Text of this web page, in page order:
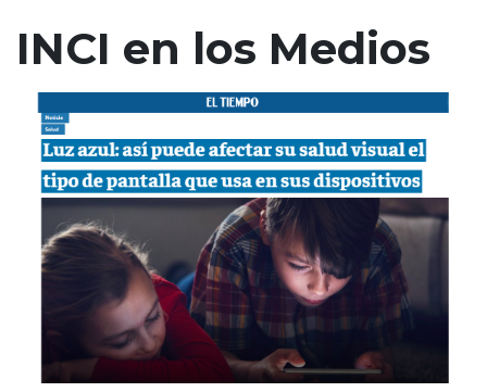
d
o
p
r
i
n
c
i
p
a
l
INCI en los Medios